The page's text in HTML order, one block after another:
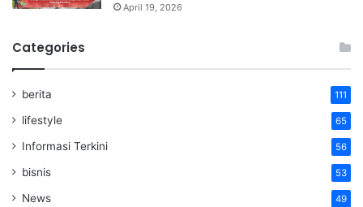
April 19, 2026
Categories
berita 111
lifestyle 65
Informasi Terkini 56
bisnis 53
News 49